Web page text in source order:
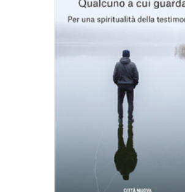
AGGIUNGI AL CARRELLO